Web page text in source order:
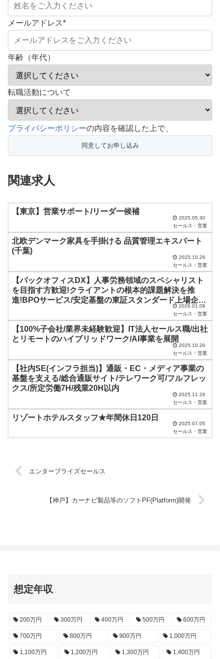
メールアドレス*
年齢（年代）
転職活動について
こ
フ
ー
空
の
に
て
く
さ
い
。
プライバシーポリシーの内容を確認した上で、
関連求人
【東京】営業サポート/リーダー候補
2025.05.30
セールス・営業
北欧デンマーク家具を手掛ける 品質管理エキスパート
(千葉)
2025.10.26
セールス・営業
【バックオフィスDX】人事労務領域のスペシャリスト
を目指す方歓迎!クライアントの根本的課題解決を推
進!BPOサービス/安定基盤の東証スタンダード上場企業
2026.01.09
セールス・営業
【100%子会社/業界未経験歓迎】IT法人セールス職/出社
とリモートのハイブリッドワーク/AI事業を展開
2025.10.20
セールス・営業
【社内SE(インフラ担当)】通販・EC・メディア事業の
基盤を支える/総合通販サイト/テレワーク可/フルフレッ
クス/所定労働7H/残業20H以内
2025.11.26
セールス・営業
リゾートホテルスタッフ★年間休日120日
2025.07.05
セールス・営業
エンタープライズセールス
【神戸】カーナビ製品等のソフトPF(Platform)開発
想定年収
200万円 300万円 400万円 500万円 600万円
700万円 800万円 900万円 1,000万円
1,100万円 1,200万円 1,300万円 1,400万円